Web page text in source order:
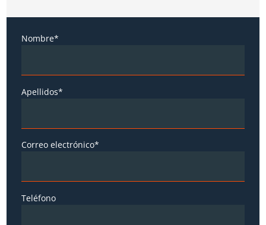
Nombre*
Apellidos*
Correo electrónico*
Teléfono